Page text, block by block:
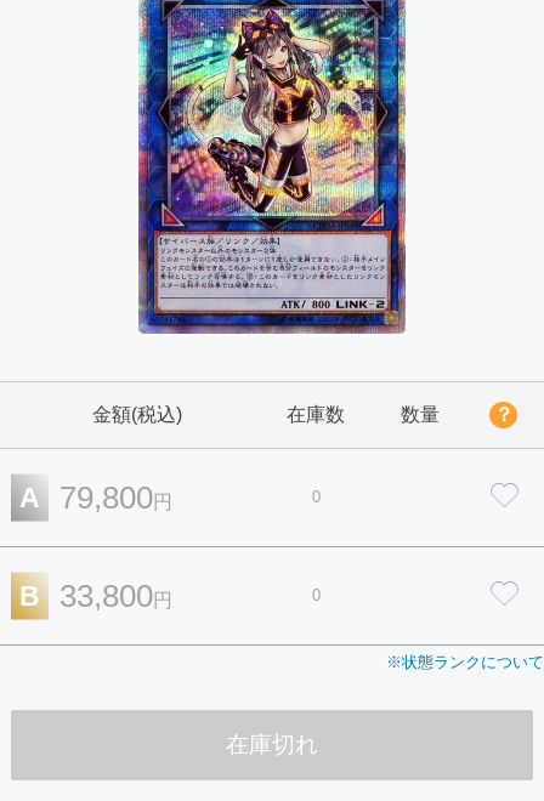
金額(税込) 在庫数 数量 ？
A 79,800円 0
B 33,800円 0
※状態ランクについて
在庫切れ